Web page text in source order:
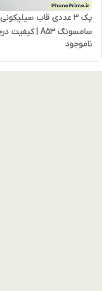
پک ۳ عددی قاب سیلیکونی
انبارگردانی (نقد و اقساط)
ناموجود